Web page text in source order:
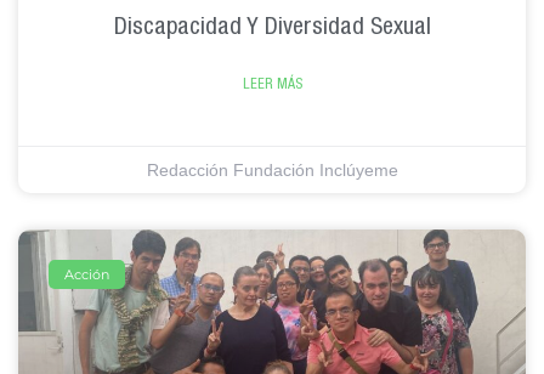
Discapacidad Y Diversidad Sexual
LEER MÁS
Redacción Fundación Inclúyeme
Acción